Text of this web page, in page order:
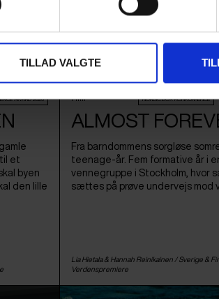
TILLAD VALGTE
AWARD 2026
et
byen
den lille
Film NORDIC:DOX KONKURRENCE
ALMOST
Fra barndommens sorgløse
teenage-år. Fem formative år i
vennegruppe i Stockholm, hvor
sættes på prøve undervejs mod
Lia Hietala & Hannah Reinikainen / Sverige &
Verdenspremiere